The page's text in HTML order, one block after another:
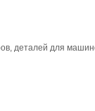
деталей для